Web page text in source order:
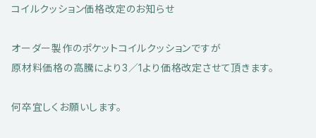
コイルクッション価格改定のお知らせ
オーダー製作のポケットコイルクッションですが
原材料価格の高騰により3／1より価格改定させて頂きます。
何卒宜しくお願いします。